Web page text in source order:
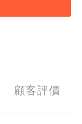
顧客評價